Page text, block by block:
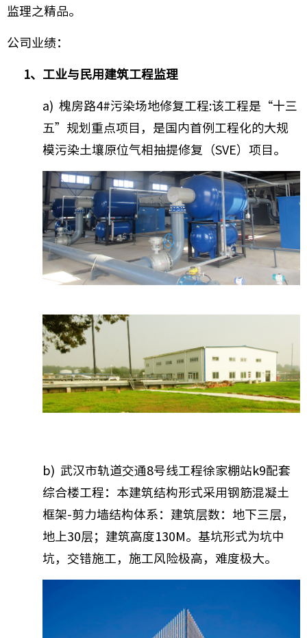
监理之精品。
公司业绩：
1、工业与民用建筑工程监理
a) 槐房路4#污染场地修复工程:该工程是“十三
五”规划重点项目，是国内首例工程化的大规
模污染土壤原位气相抽提修复（SVE）项目。
b) 武汉市轨道交通8号线工程徐家棚站k9配套
综合楼工程：本建筑结构形式采用钢筋混凝土
框架-剪力墙结构体系：建筑层数：地下三层，
地上30层；建筑高度130M。基坑形式为坑中
坑，交错施工，施工风险极高，难度极大。